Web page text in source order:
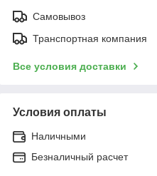
Самовывоз
Транспортная компания
Все условия доставки
Условия оплаты
Наличными
Безналичный расчет